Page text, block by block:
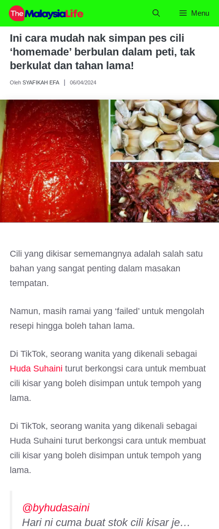
Skip
content
Menu
Ini cara mudah nak simpan pes cili
‘homemade’ berbulan dalam peti, tak
berkulat dan tahan lama!
Oleh SYAFIKAH EFA 06/04/2024
Cili yang dikisar sememangnya adalah salah satu
bahan yang sangat penting dalam masakan
tempatan.
Namun, masih ramai yang ‘failed’ untuk mengolah
resepi hingga boleh tahan lama.
Di TikTok, seorang wanita yang dikenali sebagai
Huda Suhaini turut berkongsi cara untuk membuat
cili kisar yang boleh disimpan untuk tempoh yang
lama.
Di TikTok, seorang wanita yang dikenali sebagai
Huda Suhaini turut berkongsi cara untuk membuat
cili kisar yang boleh disimpan untuk tempoh yang
lama.
@byhudasaini
Hari ni cuma buat stok cili kisar je…